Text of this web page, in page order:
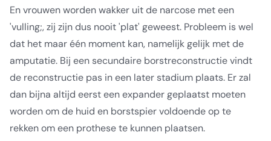
En vrouwen worden wakker uit de narcose met een
'vulling;, zij zijn dus nooit 'plat' geweest. Probleem is wel
dat het maar één moment kan, namelijk gelijk met de
amputatie. Bij een secundaire borstreconstructie vindt
de reconstructie pas in een later stadium plaats. Er zal
dan bijna altijd eerst een expander geplaatst moeten
worden om de huid en borstspier voldoende op te
rekken om een prothese te kunnen plaatsen.